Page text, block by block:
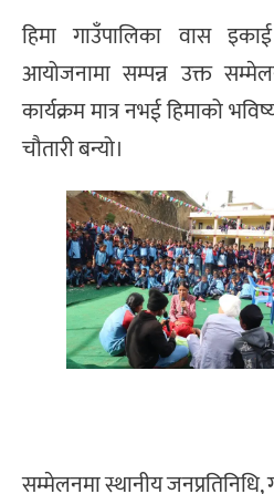
​हिमा गाउँपालिका वास
आयोजनामा सम्पन्न उक्त
कार्यक्रम मात्र नभई हिमाको
चौतारी बन्यो।
सम्मेलनमा स्थानीय जनप्रतिनिधि,